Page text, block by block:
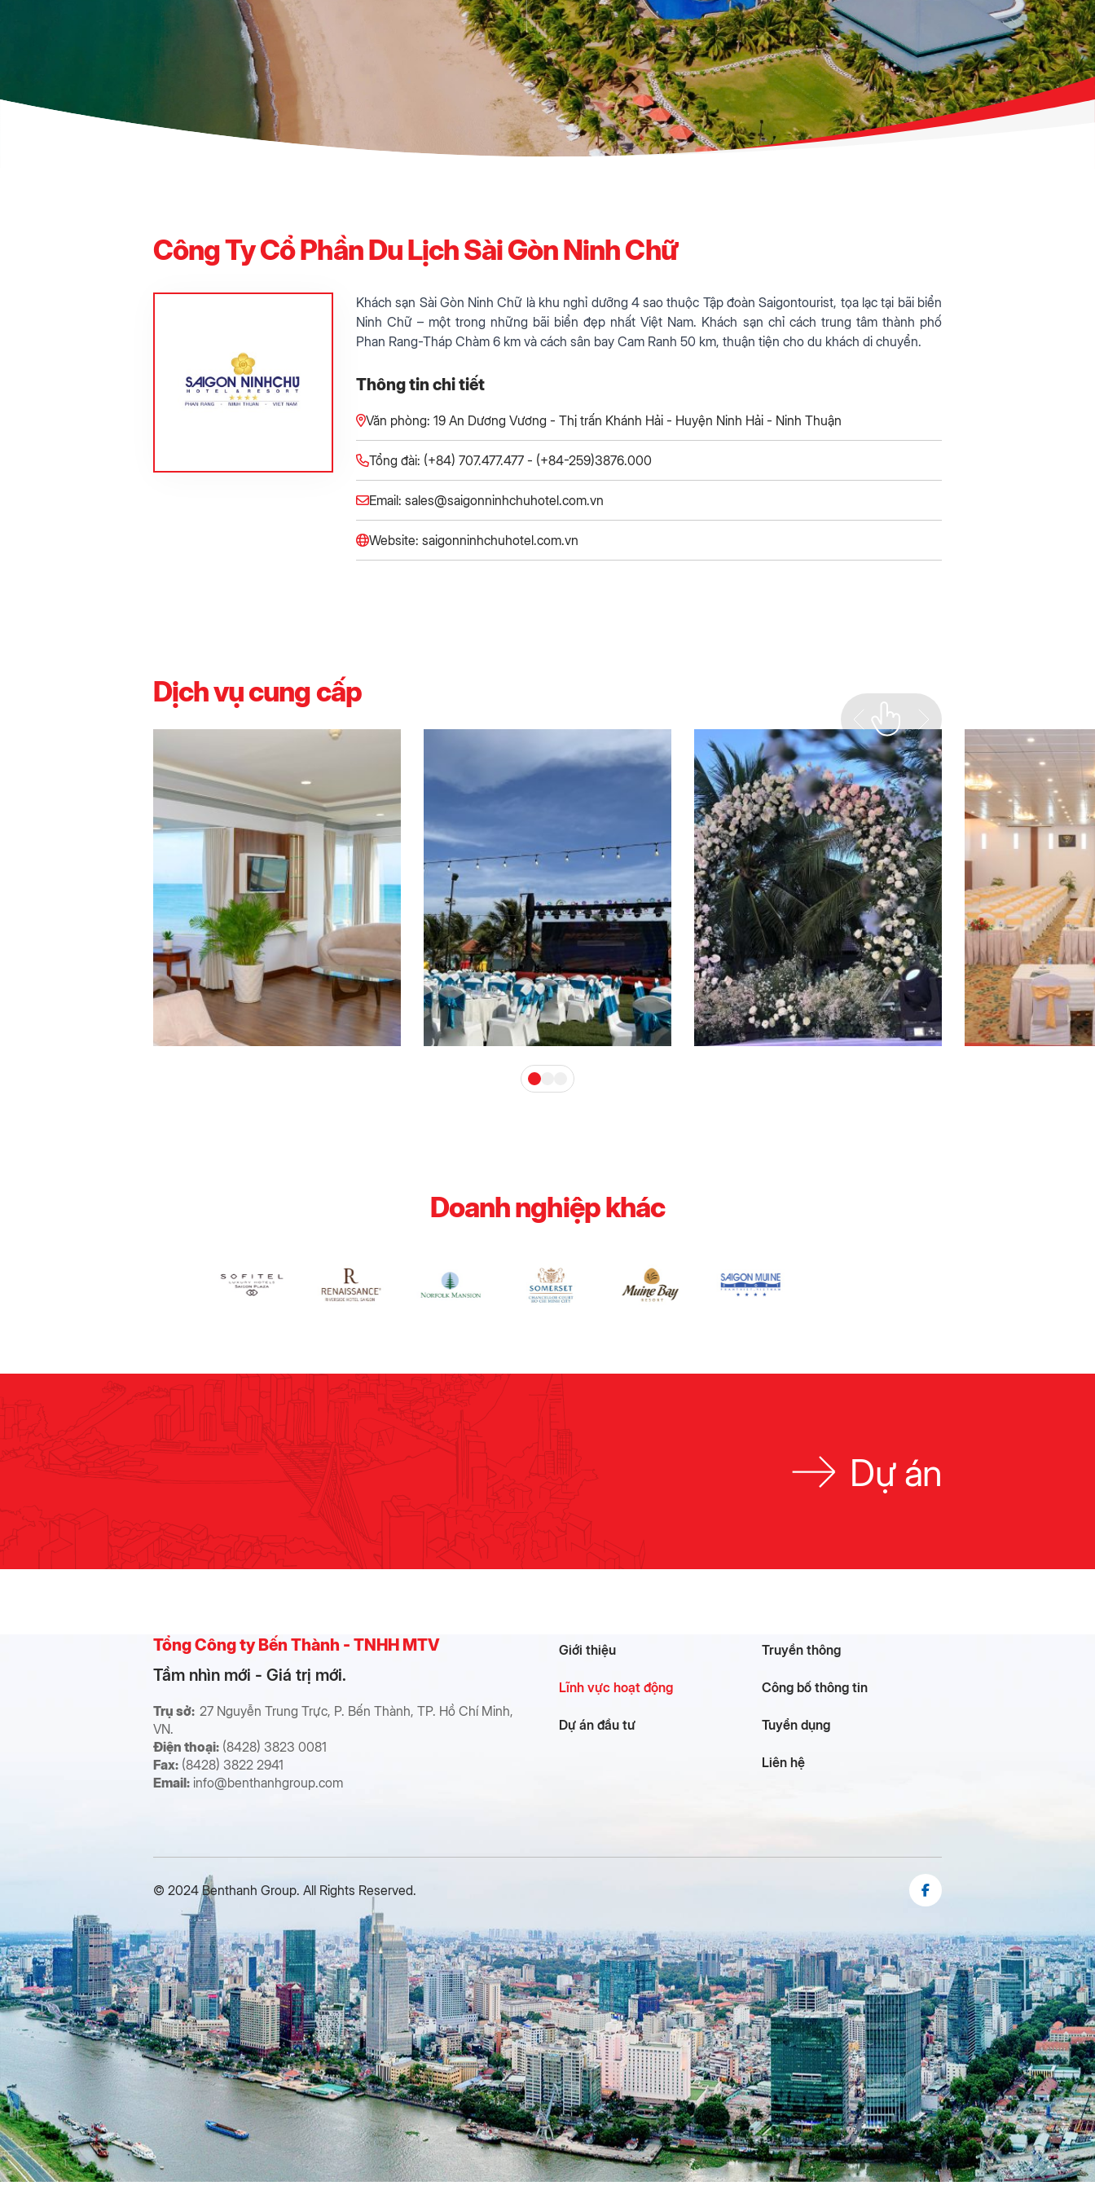
Công Ty Cổ Phần Du Lịch Sài Gòn Ninh Chữ
Khách sạn Sài Gòn Ninh Chữ là khu nghỉ dưỡng 4 sao thuộc Tập đoàn Saigontourist, tọa lạc tại bãi biển
Ninh Chữ – một trong những bãi biển đẹp nhất Việt Nam. Khách sạn chỉ cách trung tâm thành phố
Phan Rang-Tháp Chàm 6 km và cách sân bay Cam Ranh 50 km, thuận tiện cho du khách di chuyển.
Thông tin chi tiết
Văn phòng: 19 An Dương Vương - Thị trấn Khánh Hải - Huyện Ninh Hải - Ninh Thuận
Tổng đài: (+84) 707.477.477 - (+84-259)3876.000
Email: sales@saigonninhchuhotel.com.vn
Website: saigonninhchuhotel.com.vn
Dịch vụ cung cấp
Doanh nghiệp khác
Dự án
Tổng Công ty Bến Thành - TNHH MTV
Tầm nhìn mới - Giá trị mới.
Trụ sở: 27 Nguyễn Trung Trực, P. Bến Thành, TP. Hồ Chí Minh,
VN.
Điện thoại: (8428) 3823 0081
Fax: (8428) 3822 2941
Email: info@benthanhgroup.com
Giới thiệu
Lĩnh vực hoạt động
Dự án đầu tư
Truyền thông
Công bố thông tin
Tuyển dụng
Liên hệ
© 2024 Benthanh Group. All Rights Reserved.